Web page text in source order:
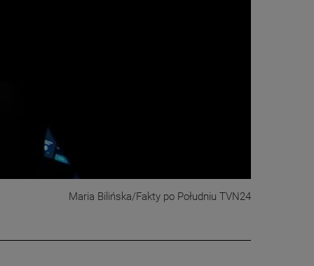
Maria Bilińska/Fakty po Południu TVN24